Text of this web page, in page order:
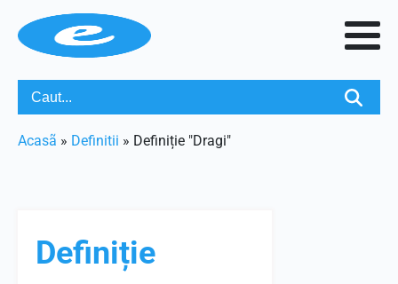
Acasã » Definitii » Definiție "Dragi"
Definiție